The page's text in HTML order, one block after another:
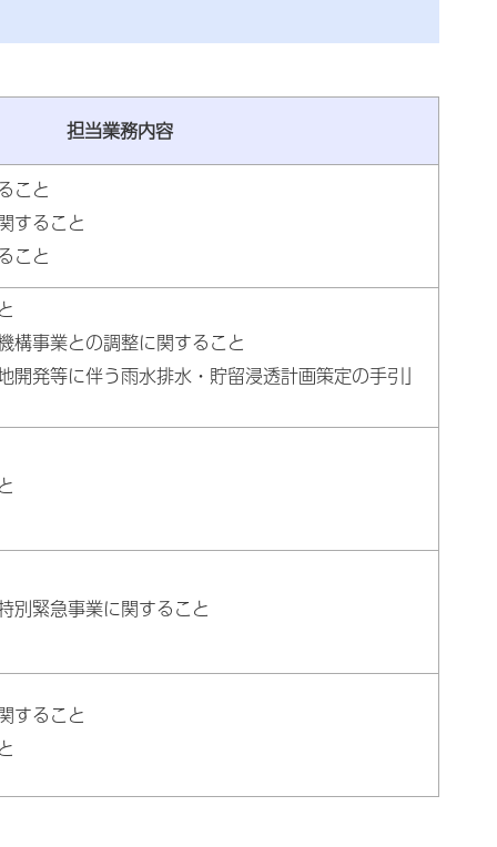
担当業務内容
こと
すること
こと
構事業との調整に関すること
開発等に伴う雨水排水・貯留浸透計画策定の手引」
別緊急事業に関すること
すること